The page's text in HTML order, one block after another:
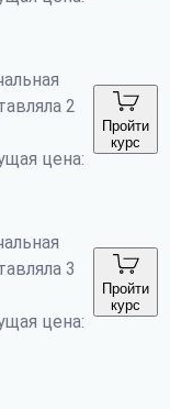
2
цена:
Пройти
курс
3
цена:
Пройти
курс